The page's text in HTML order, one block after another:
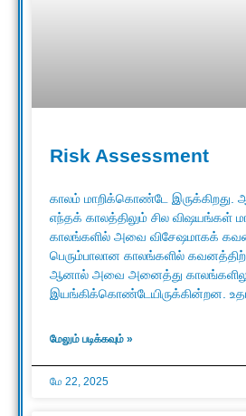
Risk Assessment
காலம் மாறிக்கொண்டே இருக்கிறது.
எந்தக் காலத்திலும் சில விஷயங்கள்
காலங்களில் அவை விசேஷமாகக்
பெரும்பாலான காலங்களில்
ஆனால் அவை அனைத்து
இயங்கிக்கொண்டேயிருக்கின்றன.
மேலும் படிக்கவும் »
மே 22, 2025